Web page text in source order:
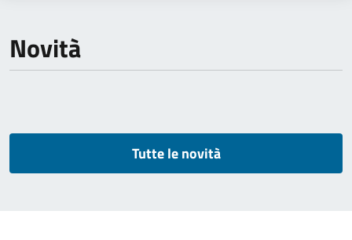
Novità
Tutte le novità